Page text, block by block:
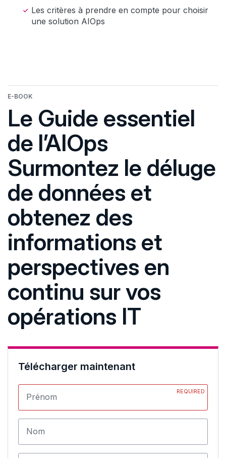
Les critères à prendre en compte pour choisir
une solution AIOps
E-BOOK
Le Guide essentiel
de l’AIOps
Surmontez le déluge
de données et
obtenez des
informations et
perspectives en
continu sur vos
opérations IT
Télécharger maintenant
Prénom
REQUIRED
Nom